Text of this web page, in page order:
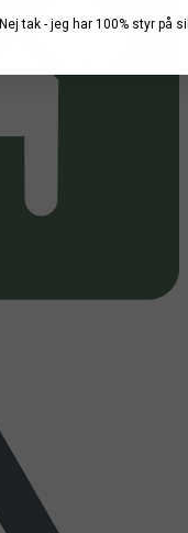
Nej tak - jeg har 100% styr på